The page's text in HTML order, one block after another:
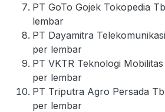
PT GoTo Gojek Tokopedia
lembar
PT Dayamitra
per lembar
PT VKTR Teknologi
per lembar
PT Triputra Agro Persada
per lembar